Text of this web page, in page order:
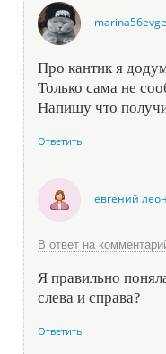
Про кантик я
Только сама не
Напишу что
Ответить
евгений
В ответ на
Я правильно
слева и справа?
Ответить